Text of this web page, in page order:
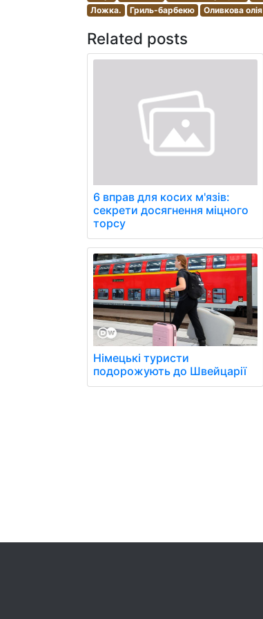
Ложка.
Гриль-барбекю Оливкова олія
Related posts
6 вправ для косих м'язів:
секрети досягнення міцного
торсу
Німецькі туристи
подорожують до Швейцарії